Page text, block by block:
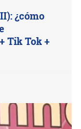
¿cómo
Tik Tok +